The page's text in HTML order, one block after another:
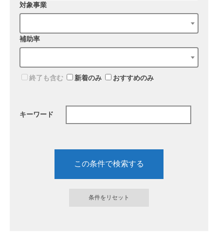
対象事業
補助率
終了も含む 新着のみ おすすめのみ
キーワード